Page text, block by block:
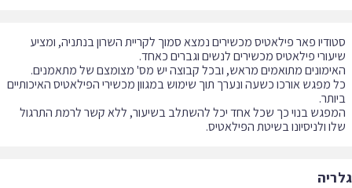
פאר פילאטיס מכשירים נמצא סמוך לקריית השרון בנתניה, ומציע
מפגש אורכו כשעה ונערך תוך שימוש במגוון מכשירי הפילאטיס האיכותיים
בנוי כך שכל אחד יכל להשתלב בשיעור, ללא קשר לרמת התרגול
ולניסיונו בשיטת הפילאטיס.